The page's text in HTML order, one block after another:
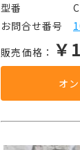
型番
お問合せ番号
販売価格： ￥
オ